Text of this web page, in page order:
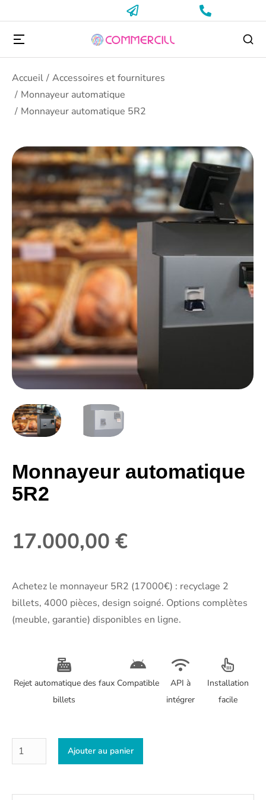
Vous êtes ici :
Accueil
Accessoires et fournitures
Monnayeur automatique
Monnayeur automatique 5R2
Monnayeur automatique
5R2
17.000,00 €
Achetez le monnayeur 5R2 (17000€) : recyclage 2
billets, 4000 pièces, design soigné. Options complètes
(meuble, garantie) disponibles en ligne.
Rejet automatique des faux
billets
Compatible
API à
intégrer
Installation
facile
Ajouter au panier